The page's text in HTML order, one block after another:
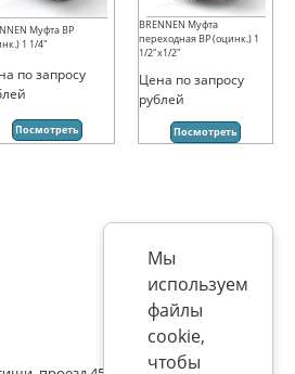
Муфта ВР
1 1/4"
по запросу
Посмотреть
BRENNEN Муфта
переходная ВР (оцинк.) 1
1/2"х1/2"
Цена по запросу
рублей
Посмотреть
Мы
используем
файлы
cookie,
чтобы